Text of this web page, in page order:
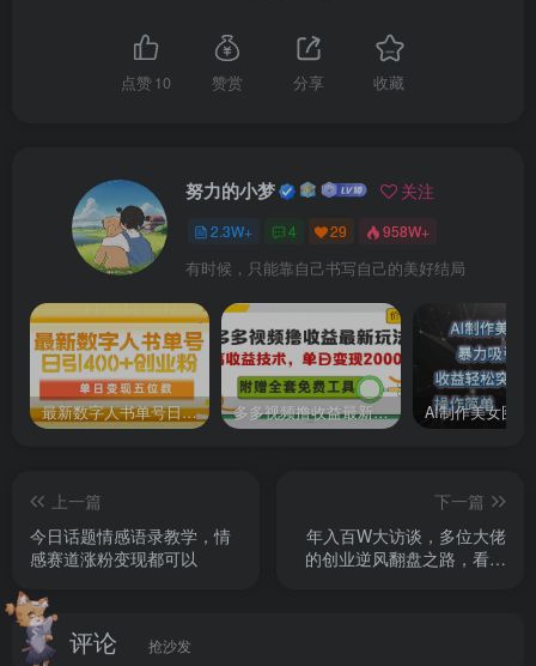
点赞 10 赞赏 分享 收藏
努力的小梦 关注
2.3W+ 4 29 958W+
有时候，只能靠自己书写自己的美好结局
最新数字人书单号日400+创业粉，单日变现五位数，市面卖5980附软件和详… 多多视频撸收益最新玩法，高收益技术，单日变现2000+，附赠全套技术资料
上一篇
今日话题情感语录教学，情
感赛道涨粉变现都可以
下一篇
年入百W大访谈，多位大佬
的创业逆风翻盘之路，看懂
评论 抢沙发